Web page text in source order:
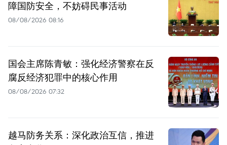
障国防安全，不妨碍民事活动
08/08/2026 08:16
国会主席陈青敏：强化经济警察在反
腐反经济犯罪中的核心作用
08/08/2026 07:32
越马防务关系：深化政治互信，推进